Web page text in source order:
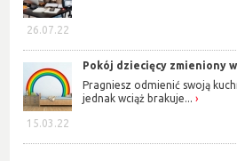
26.07.22
15.03.22
Pokój dziecięcy zmieniony
Pragniesz odmienić swoją
jednak wciąż brakuje...